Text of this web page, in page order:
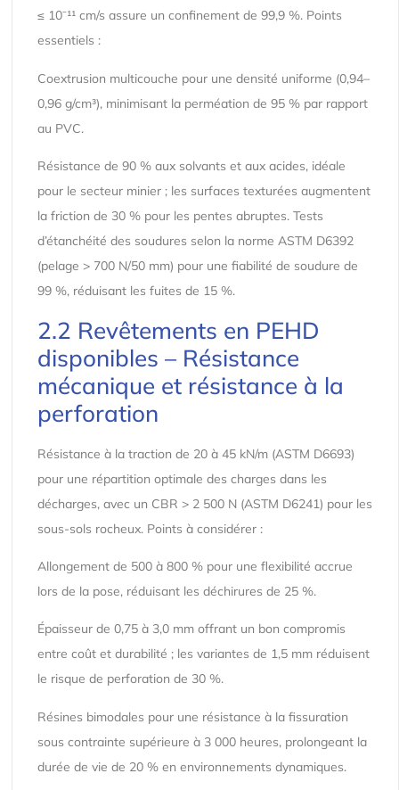
≤ 10⁻¹¹ cm/s assure un confinement de 99,9 %. Points
essentiels :
Coextrusion multicouche pour une densité uniforme (0,94–
0,96 g/cm³), minimisant la perméation de 95 % par rapport
au PVC.
Résistance de 90 % aux solvants et aux acides, idéale
pour le secteur minier ; les surfaces texturées augmentent
la friction de 30 % pour les pentes abruptes. Tests
d’étanchéité des soudures selon la norme ASTM D6392
(pelage > 700 N/50 mm) pour une fiabilité de soudure de
99 %, réduisant les fuites de 15 %.
2.2 Revêtements en PEHD
disponibles – Résistance
mécanique et résistance à la
perforation
Résistance à la traction de 20 à 45 kN/m (ASTM D6693)
pour une répartition optimale des charges dans les
décharges, avec un CBR > 2 500 N (ASTM D6241) pour les
sous-sols rocheux. Points à considérer :
Allongement de 500 à 800 % pour une flexibilité accrue
lors de la pose, réduisant les déchirures de 25 %.
Épaisseur de 0,75 à 3,0 mm offrant un bon compromis
entre coût et durabilité ; les variantes de 1,5 mm réduisent
le risque de perforation de 30 %.
Résines bimodales pour une résistance à la fissuration
sous contrainte supérieure à 3 000 heures, prolongeant la
durée de vie de 20 % en environnements dynamiques.